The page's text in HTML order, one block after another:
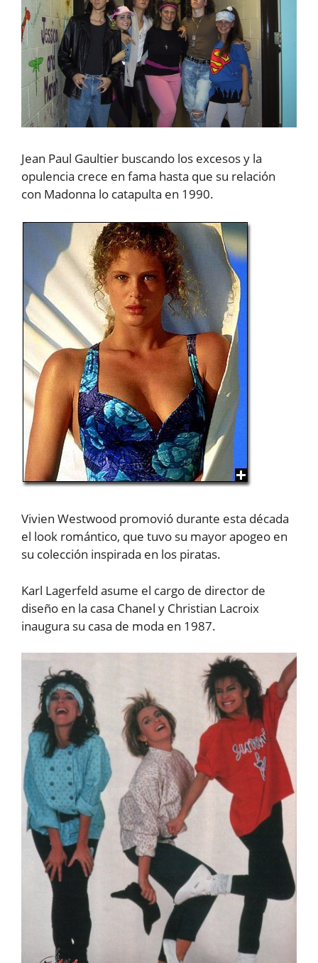
Jean Paul Gaultier buscando los excesos y la
opulencia crece en fama hasta que su relación
con Madonna lo catapulta en 1990.
Vivien Westwood promovió durante esta década
el look romántico, que tuvo su mayor apogeo en
su colección inspirada en los piratas.
Karl Lagerfeld asume el cargo de director de
diseño en la casa Chanel y Christian Lacroix
inaugura su casa de moda en 1987.